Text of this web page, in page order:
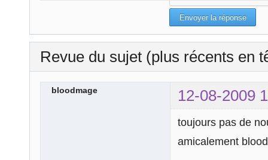
Revue du sujet (plus récents en
bloodmage 12-08-2009
toujours pas de
amicalement